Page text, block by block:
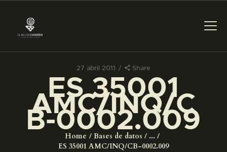
27 abril 2011 Share
ES 35001
AMC/INQ/C
B-0002.009
Home Bases de datos
...
ES 35001 AMC/INQ/CB-0002.009
PREPARAR LA VISITA
ACTIVIDADES